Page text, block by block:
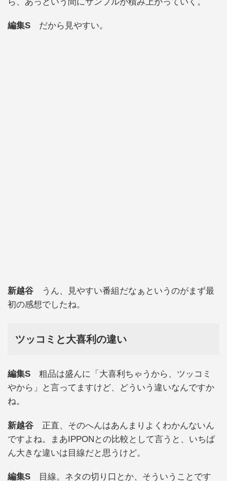
編集S だから見やすい。
新越谷
うん、見やすい番組だなぁというのがまず最
初の感想でしたね。
ツッコミと大喜利の違い
編集S 粗品は盛んに「大喜利ちゃうから、ツッコミ
やから」と言ってますけど、どういう違いなんですか
ね。
新越谷 正直、そのへんはあんまりよくわかんないん
ですよね。まあIPPONとの比較として言うと、いちば
ん大きな違いは目線だと思うけど。
編集S
目線。ネタの切り口とか、そういうことです